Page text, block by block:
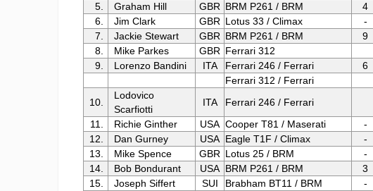
5.
Graham Hill GBR BRM P261 / BRM 4
6.
Jim Clark GBR Lotus 33 / Climax -
7.
Jackie Stewart GBR BRM P261 / BRM 9
8.
Mike Parkes GBR Ferrari 312
9.
Lorenzo Bandini ITA Ferrari 246 / Ferrari 6
Ferrari 312 / Ferrari
10.
Lodovico
Scarfiotti
ITA Ferrari 246 / Ferrari
11.
Richie Ginther USA Cooper T81 / Maserati -
12.
Dan Gurney USA Eagle T1F / Climax -
13.
Mike Spence GBR Lotus 25 / BRM -
14.
Bob Bondurant USA BRM P261 / BRM 3
15.
Joseph Siffert SUI Brabham BT11 / BRM -